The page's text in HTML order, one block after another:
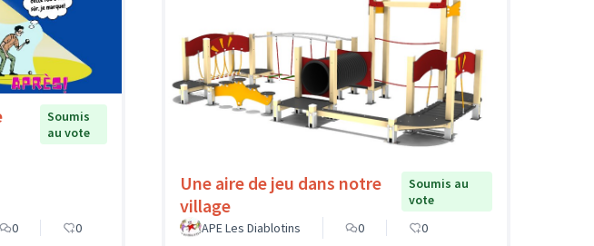
Soumis
au vote
0 0
Une aire de jeu dans notre
village
Soumis au
vote
APE Les Diablotins
0 0